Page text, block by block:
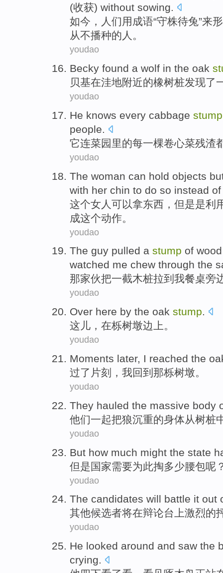
(收获) without sowing.
如今，人们用成语“守株待兔”来
从不播种的人。
youdao
Becky found a wolf in the oak
贝基在洼地附近的橡树桩发现了
youdao
He knows every cabbage stump
people.
它连菜园里的每一棵卷心菜残渣
youdao
The woman can hold objects
with her chin to do so instead
这个女人 可以拿东西 ， 但是是利
成这个动作。
youdao
The guy pulled a stump of wood
watched me chew through the
那家伙把一截木桩拉到 我餐桌旁
youdao
Over here by the oak stump.
这儿 ， 在栎树墩边上。
youdao
Moments later, I reached the
过了 片刻， 我回到 那栎树墩。
youdao
They hauled the massive body
他们一起把狼沉重的身体从树桩
youdao
But how much might the state
但是国家需要为此掏多少腰包呢
youdao
The candidates will battle it out
其他候选者将在辩论台上激烈的
youdao
He looked around and saw the
crying.